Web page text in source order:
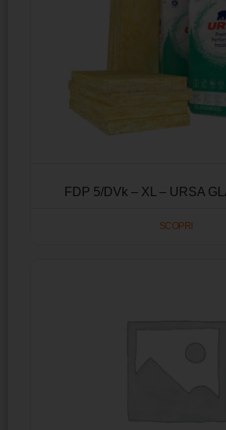
FDP 5/DVk – XL – URSA
SCOPRI